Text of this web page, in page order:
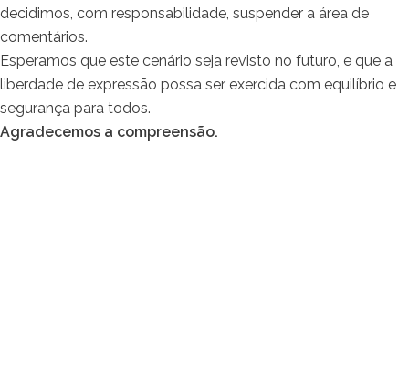
decidimos, com responsabilidade, suspender a área de
comentários.
Esperamos que este cenário seja revisto no futuro, e que a
liberdade de expressão possa ser exercida com equilíbrio e
segurança para todos.
Agradecemos a compreensão.